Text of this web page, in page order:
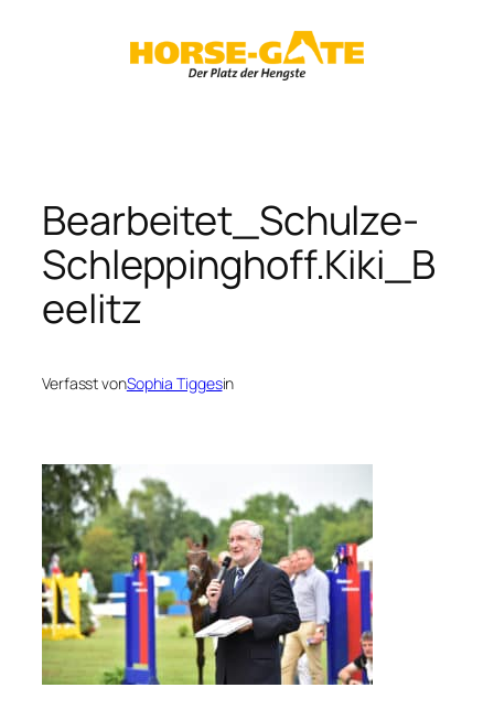
Bearbeitet_Schulze-
Schleppinghoff.Kiki_B
eelitz
Verfasst vonSophia Tiggesin